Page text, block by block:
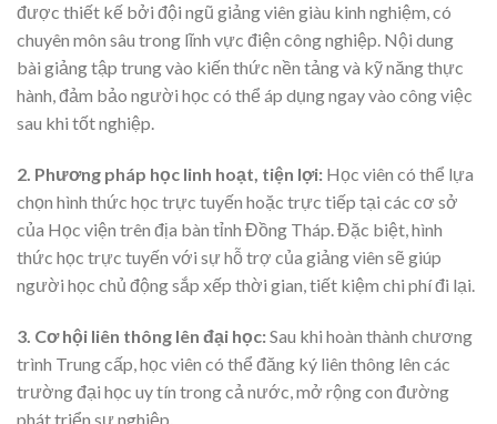
được thiết kế bởi đội ngũ giảng viên giàu kinh nghiệm, có
chuyên môn sâu trong lĩnh vực điện công nghiệp. Nội dung
bài giảng tập trung vào kiến thức nền tảng và kỹ năng thực
hành, đảm bảo người học có thể áp dụng ngay vào công việc
sau khi tốt nghiệp.
2. Phương pháp học linh hoạt, tiện lợi: Học viên có thể lựa
chọn hình thức học trực tuyến hoặc trực tiếp tại các cơ sở
của Học viện trên địa bàn tỉnh Đồng Tháp. Đặc biệt, hình
thức học trực tuyến với sự hỗ trợ của giảng viên sẽ giúp
người học chủ động sắp xếp thời gian, tiết kiệm chi phí đi lại.
3. Cơ hội liên thông lên đại học:Sau khi hoàn thành chương
trình Trung cấp, học viên có thể đăng ký liên thông lên các
trường đại học uy tín trong cả nước, mở rộng con đường
phát triển sự nghiệp.